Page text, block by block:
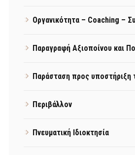
Οργανικότητα – Coaching –
Παραγραφή Αξιοποίνου και
Παράσταση προς υποστήριξη
Περιβάλλον
Πνευματική Ιδιοκτησία